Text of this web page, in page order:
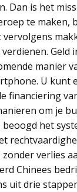
Dan is het
te maken,
Geld
manier
U kunt
financiering
om je
beoogd het
verlies
Chinees
uit drie